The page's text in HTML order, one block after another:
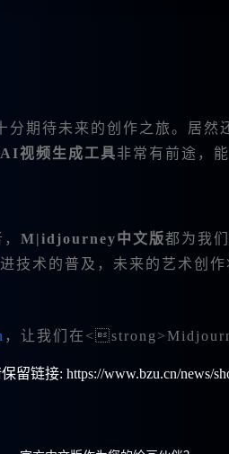
分期待未来的创作之旅。居然
AI视频生成工具非常有前途，
M|idjourney中文版都为我
技术的普及，未来的艺术创
，让我们在
留链接: https://www.bzu.cn/news/